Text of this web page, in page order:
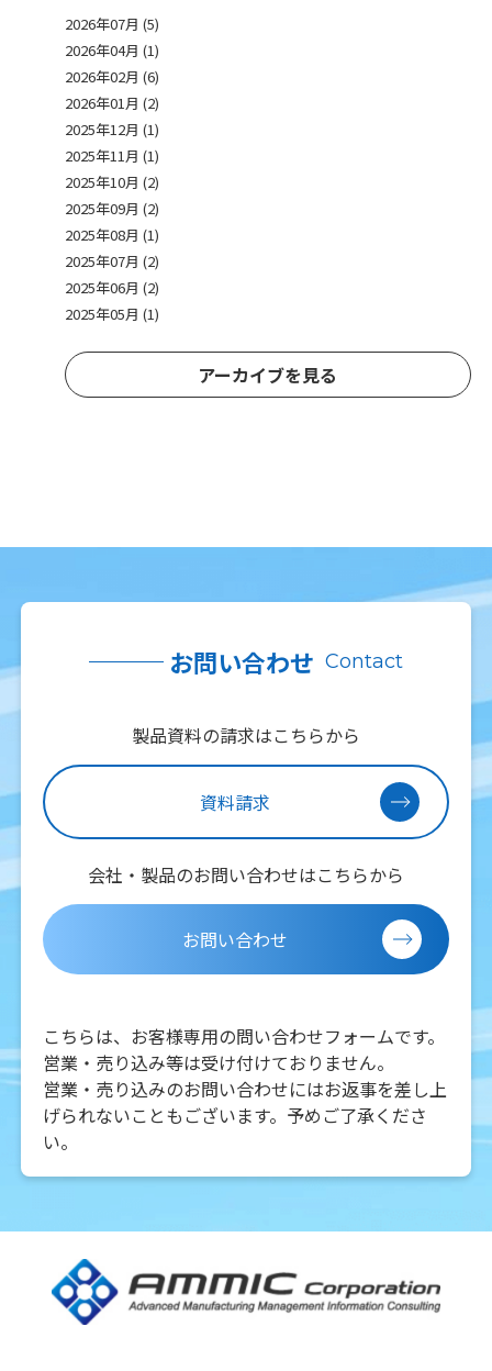
2026年07月 (5)
2026年04月 (1)
2026年02月 (6)
2026年01月 (2)
2025年12月 (1)
2025年11月 (1)
2025年10月 (2)
2025年09月 (2)
2025年08月 (1)
2025年07月 (2)
2025年06月 (2)
2025年05月 (1)
アーカイブを見る
お問い合わせ Contact
製品資料の請求はこちらから
資料請求
会社・製品のお問い合わせはこちらから
お問い合わせ
こちらは、お客様専用の問い合わせフォームです。
営業・売り込み等は受け付けておりません。
営業・売り込みのお問い合わせにはお返事を差し上
げられないこともございます。予めご了承くださ
い。